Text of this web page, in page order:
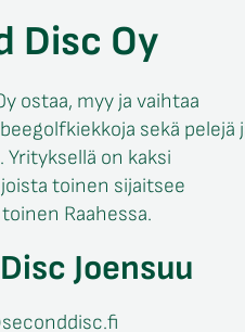
Disc Oy
ostaa, myy ja vaihtaa
sekä pelejä
Yrityksellä on kaksi
toinen sijaitsee
Raahessa.
Joensuu